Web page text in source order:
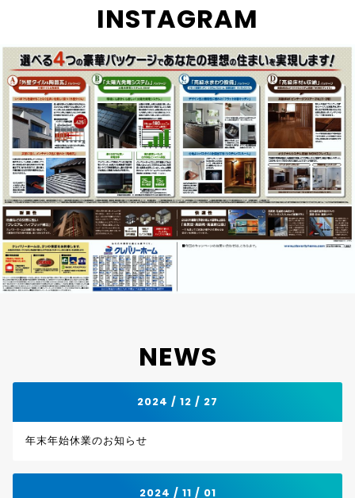
INSTAGRAM
NEWS
2024 / 12 / 27
年末年始休業のお知らせ
2024 / 11 / 01